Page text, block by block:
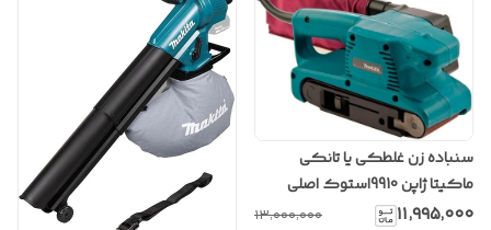
سنباده زن غلطکی یا تانکی
ماکیتا ژاپن 9910استوک اصلی
۱۱٬۹۹۵٬۰۰۰ ۱۳٬۰۰۰٬۰۰۰